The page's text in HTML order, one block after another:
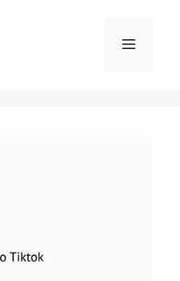
Menu